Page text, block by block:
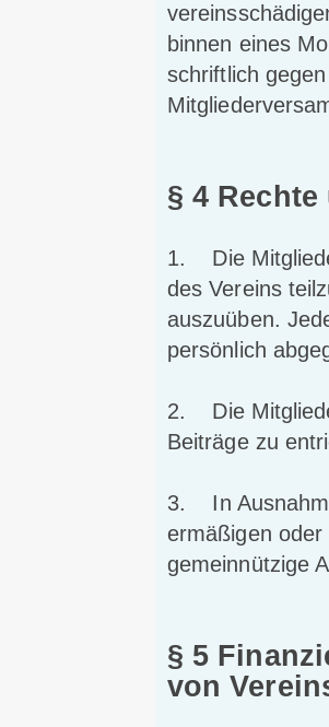
binnen eines
schriftlich
§ 4
1. Die
des Vereins
auszuüben.
persönlich
2. Die
Beiträge zu
3. In
ermäßigen
gemeinnützige
§ 5
von